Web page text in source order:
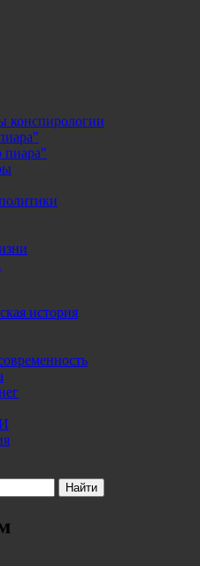
конспирологии
пиара"
история